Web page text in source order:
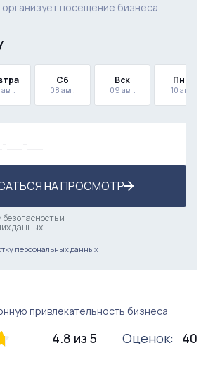
посещение бизнеса.
Сб
08 авг.
Вск
09 авг.
Пнд
10 авг.
НА ПРОСМОТР
и
данных
персональных данных
привлекательность бизнеса
4.8 из 5 Оценок: 40